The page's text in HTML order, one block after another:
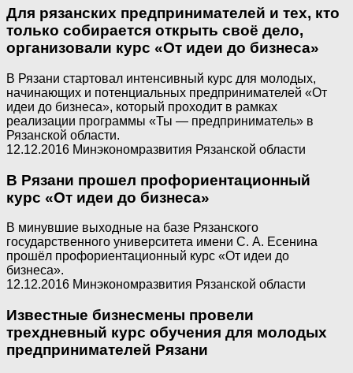
Для рязанских предпринимателей и тех, кто
только собирается открыть своё дело,
организовали курс «От идеи до бизнеса»
В Рязани стартовал интенсивный курс для молодых,
начинающих и потенциальных предпринимателей «От
идеи до бизнеса», который проходит в рамках
реализации программы «Ты — предприниматель» в
Рязанской области.
12.12.2016 Минэкономразвития Рязанской области
В Рязани прошел профориентационный
курс «От идеи до бизнеса»
В минувшие выходные на базе Рязанского
государственного университета имени С. А. Есенина
прошёл профориентационный курс «От идеи до
бизнеса».
12.12.2016 Минэкономразвития Рязанской области
Известные бизнесмены провели
трехдневный курс обучения для молодых
предпринимателей Рязани